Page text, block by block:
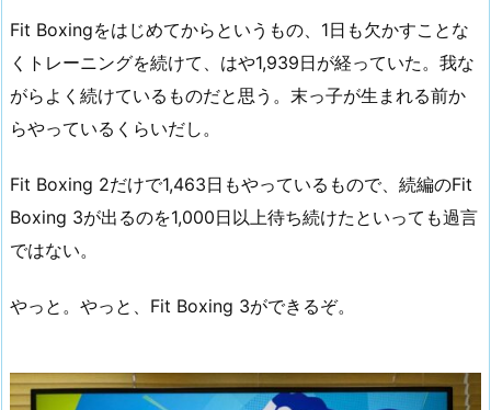
Fit Boxingをはじめてからというもの、1日も欠かすことな
くトレーニングを続けて、はや1,939日が経っていた。我な
がらよく続けているものだと思う。末っ子が生まれる前か
らやっているくらいだし。
Fit Boxing 2だけで1,463日もやっているもので、続編のFit
Boxing 3が出るのを1,000日以上待ち続けたといっても過言
ではない。
やっと。やっと、Fit Boxing 3ができるぞ。